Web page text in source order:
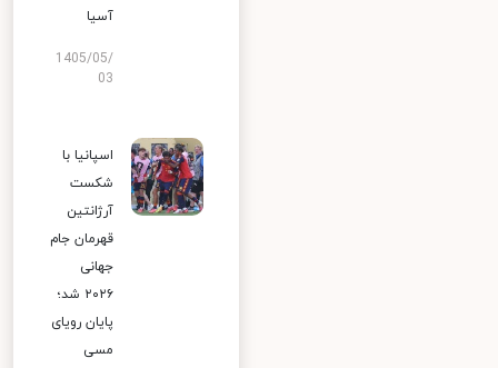
آسیا
1405/05/
03
اسپانیا با
شکست
آرژانتین
قهرمان جام
جهانی
۲۰۲۶ شد؛
پایان رویای
مسی